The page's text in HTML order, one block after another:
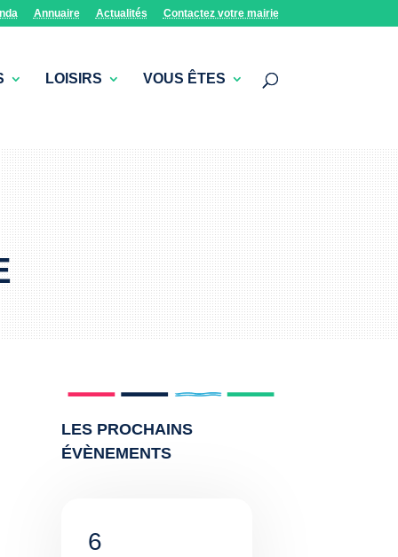
Annuaire Actualités Contactez votre mairie
LOISIRS VOUS ÊTES
LES PROCHAINS
ÉVÈNEMENTS
6